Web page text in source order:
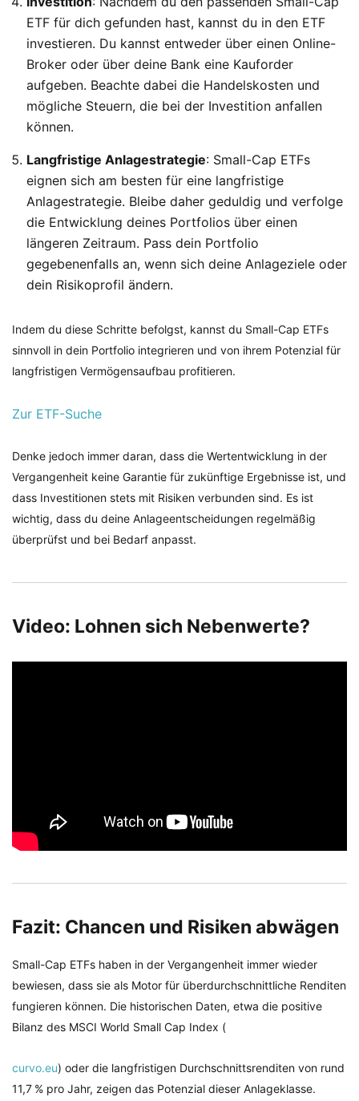
ETF für dich gefunden hast, kannst du in den ETF
investieren. Du kannst entweder über einen Online-
Broker oder über deine Bank eine Kauforder
aufgeben. Beachte dabei die Handelskosten und
mögliche Steuern, die bei der Investition anfallen
können.
Langfristige Anlagestrategie: Small-Cap ETFs
eignen sich am besten für eine langfristige
Anlagestrategie. Bleibe daher geduldig und verfolge
die Entwicklung deines Portfolios über einen
längeren Zeitraum. Pass dein Portfolio
gegebenenfalls an, wenn sich deine Anlageziele oder
dein Risikoprofil ändern.
Indem du diese Schritte befolgst, kannst du Small-Cap ETFs
sinnvoll in dein Portfolio integrieren und von ihrem Potenzial für
langfristigen Vermögensaufbau profitieren.
Zur ETF-Suche
Denke jedoch immer daran, dass die Wertentwicklung in der
Vergangenheit keine Garantie für zukünftige Ergebnisse ist, und
dass Investitionen stets mit Risiken verbunden sind. Es ist
wichtig, dass du deine Anlageentscheidungen regelmäßig
überprüfst und bei Bedarf anpasst.
Video: Lohnen sich Nebenwerte?
Fazit: Chancen und Risiken abwägen
Small-Cap ETFs haben in der Vergangenheit immer wieder
bewiesen, dass sie als Motor für überdurchschnittliche Renditen
fungieren können. Die historischen Daten, etwa die positive
Bilanz des MSCI World Small Cap Index (​
curvo.eu) oder die langfristigen Durchschnittsrenditen von rund
11,7 % pro Jahr, zeigen das Potenzial dieser Anlageklasse.